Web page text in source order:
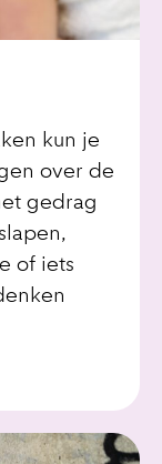
kun je
over de
gedrag
of iets